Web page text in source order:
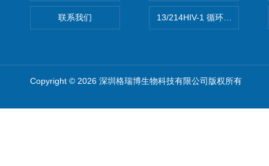
联系我们 13/214HIV-1 循环重组形式
Copyright © 2026 深圳格瑞博生物科技有限公司版权所有